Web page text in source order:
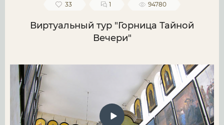
33 1 94780
Виртуальный тур "Горница Тайной
Вечери"